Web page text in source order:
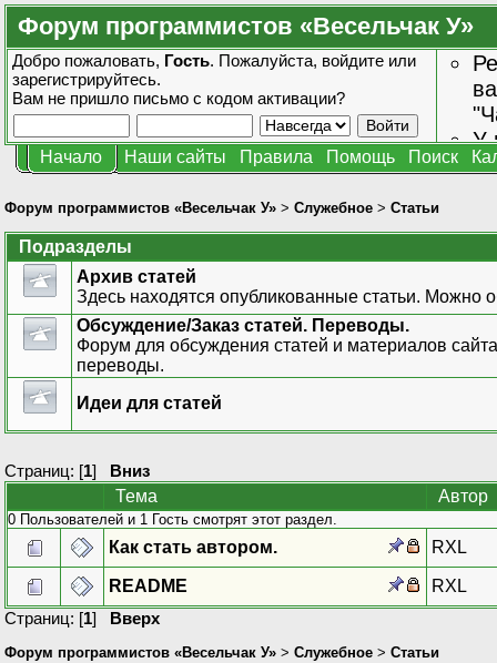
Форум программистов «Весельчак У»
Добро пожаловать, Гость. Пожалуйста, войдите или
зарегистрируйтесь.
Вам не пришло письмо с кодом активации?
У
Начало Наши сайты Правила Помощь Поиск
Форум программистов «Весельчак У» > Служебное > Статьи
Подразделы
Архив статей
Здесь находятся опубликованные статьи. Можно
Обсуждение/Заказ статей. Переводы.
Форум для обсуждения статей и материалов
переводы.
Идеи для статей
Страниц: [1] Вниз
Тема
Автор
0 Пользователей и 1 Гость смотрят этот раздел.
Как стать автором. RXL
README
RXL
Страниц: [1] Вверх
Форум программистов «Весельчак У» > Служебное > Статьи